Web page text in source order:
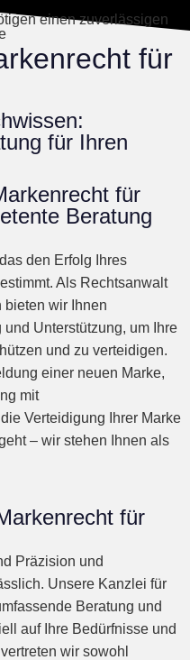
einen zuverlässigen
für
für Ihren
für
Beratung
den Erfolg Ihres
Als Rechtsanwalt
bieten wir Ihnen
Unterstützung, um Ihre
und zu verteidigen.
einer neuen Marke,
mit
Verteidigung Ihrer Marke
– wir stehen Ihnen als
für
Präzision und
Unsere Kanzlei für
Beratung und
auf Ihre Bedürfnisse und
wir sowohl